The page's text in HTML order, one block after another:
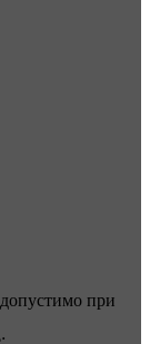
при